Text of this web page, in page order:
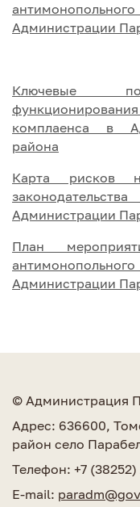
Администрации
Ключевые
комплаенса в
района
Карта рисков
Администрации
План
Администрации
© Администрация
Адрес: 636600,
район село
Телефон: +7 (38252)
E-mail: